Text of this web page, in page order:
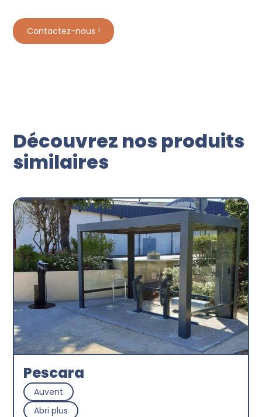
Contactez-nous !
Découvrez nos produits
similaires
Pescara
Auvent
Abri plus